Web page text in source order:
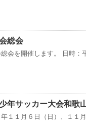
総会
会を開催します。 日時：
年サッカー大会和歌
１１月６日（日）、１１